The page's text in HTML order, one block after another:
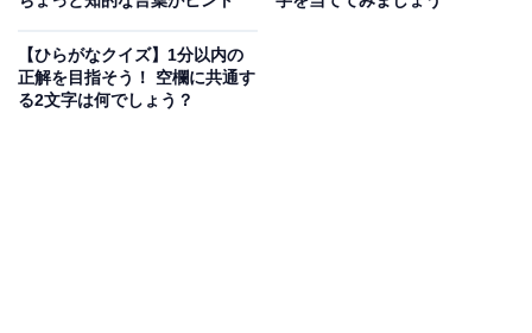
【ひらがなクイズ】1分以内の
正解を目指そう！ 空欄に共通す
る2文字は何でしょう？